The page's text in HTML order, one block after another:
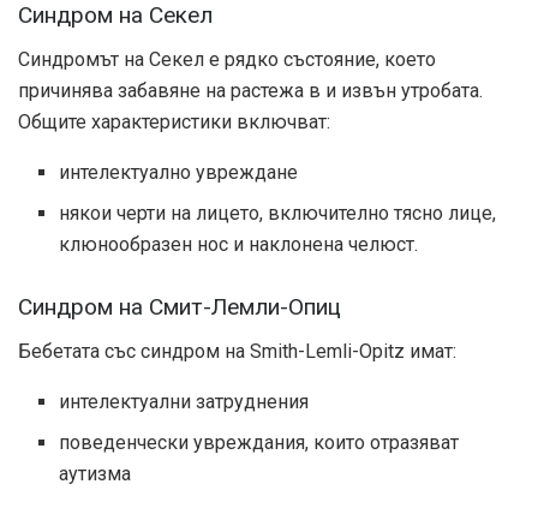
Синдром на Секел
Синдромът на Секел е рядко състояние, което
причинява забавяне на растежа в и извън утробата.
Общите характеристики включват:
интелектуално увреждане
някои черти на лицето, включително тясно лице,
клюнообразен нос и наклонена челюст.
Синдром на Смит-Лемли-Опиц
Бебетата със синдром на Smith-Lemli-Opitz имат:
интелектуални затруднения
поведенчески увреждания, които отразяват
аутизма